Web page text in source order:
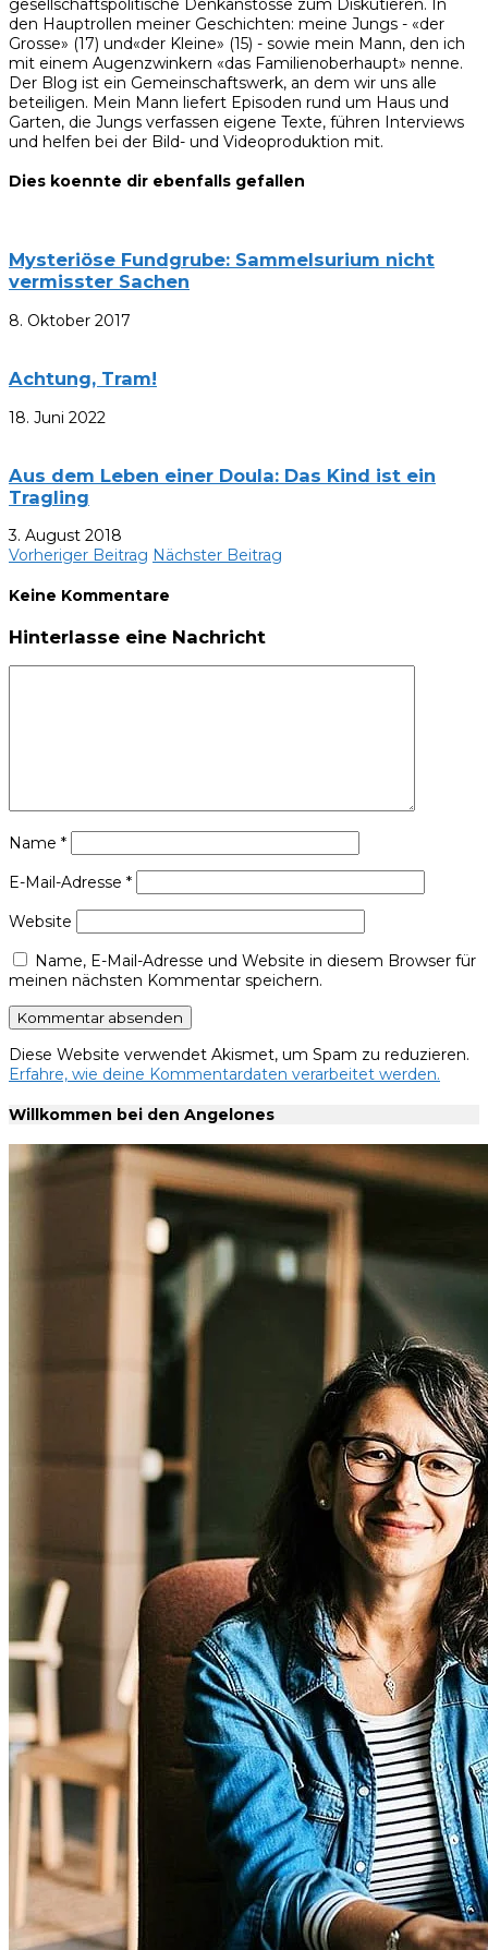
gesellschaftspolitische Denkanstösse zum Diskutieren. In
den Hauptrollen meiner Geschichten: meine Jungs - «der
Grosse» (17) und«der Kleine» (15) - sowie mein Mann, den ich
mit einem Augenzwinkern «das Familienoberhaupt» nenne.
Der Blog ist ein Gemeinschaftswerk, an dem wir uns alle
beteiligen. Mein Mann liefert Episoden rund um Haus und
Garten, die Jungs verfassen eigene Texte, führen Interviews
und helfen bei der Bild- und Videoproduktion mit.
Dies koennte dir ebenfalls gefallen
Mysteriöse Fundgrube: Sammelsurium nicht
vermisster Sachen
8. Oktober 2017
Achtung, Tram!
18. Juni 2022
Aus dem Leben einer Doula: Das Kind ist ein
Tragling
3. August 2018
Vorheriger Beitrag Nächster Beitrag
Keine Kommentare
Hinterlasse eine Nachricht
Name *
E-Mail-Adresse *
Website
Name, E-Mail-Adresse und Website in diesem Browser für
meinen nächsten Kommentar speichern.
Diese Website verwendet Akismet, um Spam zu reduzieren.
Erfahre, wie deine Kommentardaten verarbeitet werden.
Willkommen bei den Angelones